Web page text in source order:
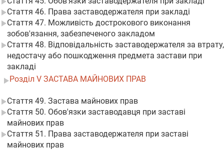
Стаття 46. Права заставодержателя при закладі
Стаття 47. Можливість дострокового виконання
зобов'язання, забезпеченого закладом
Стаття 48. Відповідальність заставодержателя за втрату,
недостачу або пошкодження предмета застави при
закладі
Розділ V ЗАСТАВА МАЙНОВИХ ПРАВ
Стаття 49. Застава майнових прав
Стаття 50. Обов'язки заставодавця при заставі
майнових прав
Стаття 51. Права заставодержателя при заставі
майнових прав